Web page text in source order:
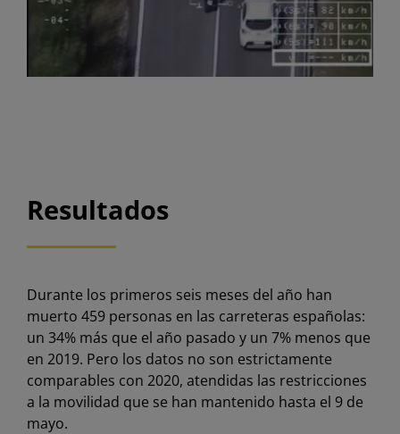
Resultados
Durante los primeros seis meses del año han
muerto 459 personas en las carreteras españolas:
un 34% más que el año pasado y un 7% menos que
en 2019. Pero los datos no son estrictamente
comparables con 2020, atendidas las restricciones
a la movilidad que se han mantenido hasta el 9 de
mayo.